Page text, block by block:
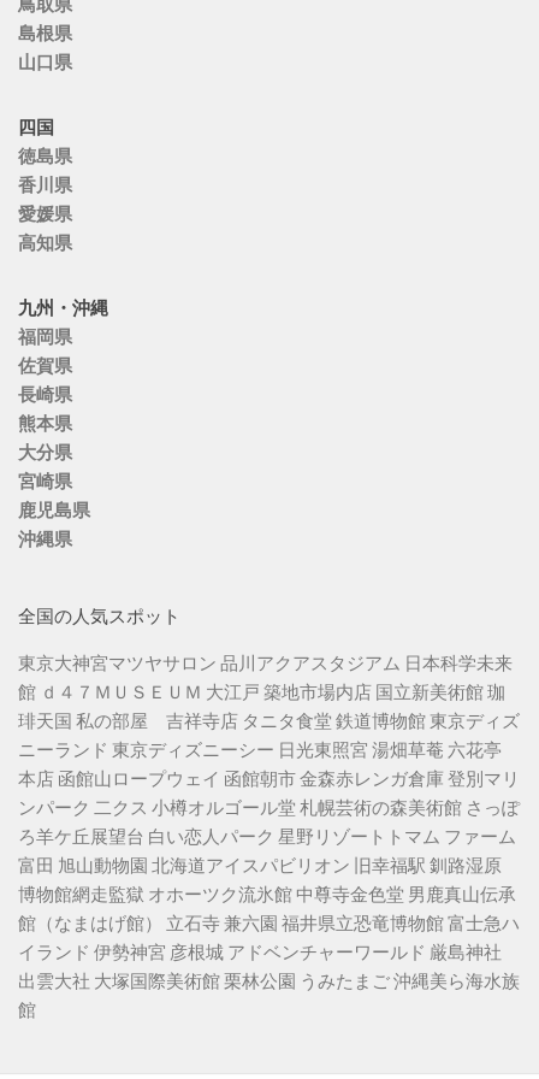
島根県
山口県
四国
徳島県
香川県
愛媛県
高知県
九州・沖縄
福岡県
佐賀県
長崎県
熊本県
大分県
宮崎県
鹿児島県
沖縄県
全国の人気スポット
東京大神宮マツヤサロン 品川アクアスタジアム 日本科学未来
館 ｄ４７ＭＵＳＥＵＭ 大江戸 築地市場内店 国立新美術館珈
琲天国 私の部屋 吉祥寺店 タニタ食堂 鉄道博物館東京ディズ
ニーランド 東京ディズニーシー 日光東照宮 湯畑草菴 六花亭
本店 函館山ロープウェイ 函館朝市金森赤レンガ倉庫登別マリ
ンパーク 二クス 小樽オルゴール堂 札幌芸術の森美術館 さっぽ
ろ羊ケ丘展望台 白い恋人パーク 星野リゾートトマム ファーム
富田 旭山動物園 北海道アイスパビリオン 旧幸福駅 釧路湿原
博物館網走監獄 オホーツク流氷館 中尊寺金色堂 男鹿真山伝承
館（なまはげ館）
立石寺兼六園 福井県立恐竜博物館富士急ハ
イランド 伊勢神宮 彦根城 アドベンチャーワールド 厳島神社
出雲大社 大塚国際美術館栗林公園 うみたまご沖縄美ら海水族
館